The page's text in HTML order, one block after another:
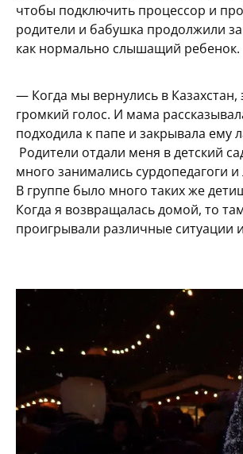
чтобы подключить процессор и
родители и бабушка продолжили
как нормально слышащий ребенок.
— Когда мы вернулись в
громкий голос. И мама
подходила к папе и закрывала ему
Родители отдали меня в детский
много занимались сурдопедагоги
В группе было много таких же
Когда я возвращалась домой, то
проигрывали различные ситуации